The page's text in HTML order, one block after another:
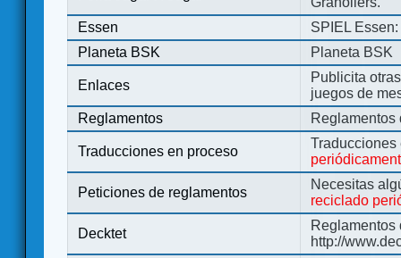
Essen
SPIEL
Planeta BSK
Planeta BSK
Enlaces
Publicita
juegos de
Reglamentos
Reglamentos
Traducciones en proceso
Peticiones de reglamentos
Necesitas
reciclado
Decktet
Reglamentos
http://